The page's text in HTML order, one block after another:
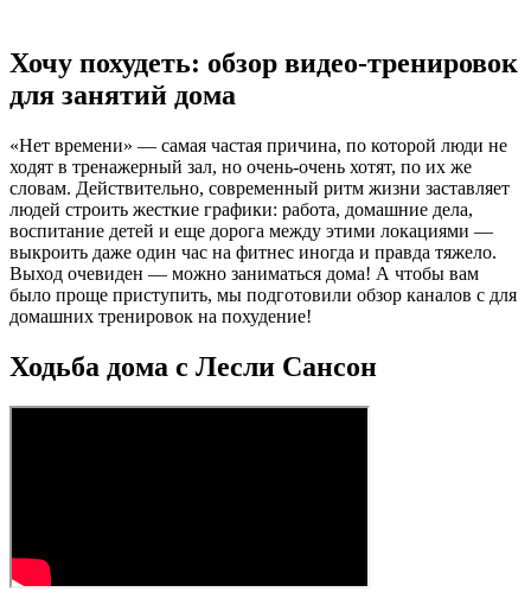
Хочу похудеть: обзор видео-тренировок
для занятий дома
«Нет времени» — самая частая причина, по которой люди не
ходят в тренажерный зал, но очень-очень хотят, по их же
словам. Действительно, современный ритм жизни заставляет
людей строить жесткие графики: работа, домашние дела,
воспитание детей и еще дорога между этими локациями —
выкроить даже один час на фитнес иногда и правда тяжело.
Выход очевиден — можно заниматься дома! А чтобы вам
было проще приступить, мы подготовили обзор каналов с для
домашних тренировок на похудение!
Ходьба дома с Лесли Сансон